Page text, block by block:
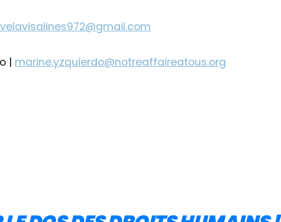
| marine.yzquierdo@notreaffaireatous.org